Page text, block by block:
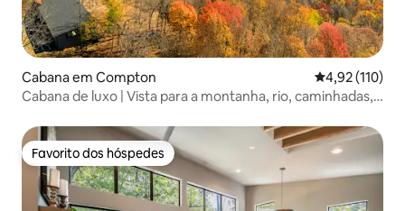
Cabana em Compton Classificação
4,92 (110)
Cabana de luxo | Vista para a montanha, rio, caminhadas,
Favorito dos hóspedes
Favorito dos hóspedes